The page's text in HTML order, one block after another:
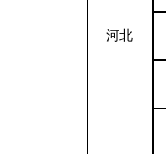
河北